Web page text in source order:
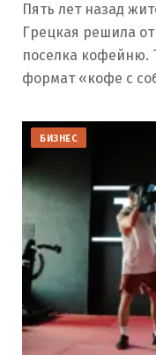
Пять лет назад
Грецкая решила
поселка кофейню.
формат «кофе с
БИЗНЕС